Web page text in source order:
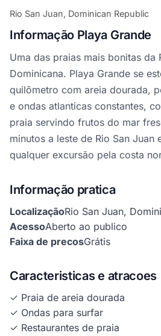
Rio San Juan, Dominican Republic
Informação Playa Grande
Uma das praias mais bonitas da
Dominicana. Playa Grande se
quilômetro com areia dourada,
e ondas atlanticas constantes,
praia servindo frutos do mar
minutos a leste de Rio San Juan
qualquer excursão pela costa
Informação pratica
LocalizaçãoRio San Juan,
AcessoAberto ao publico
Faixa de precosGrátis
Caracteristicas e atracoes
✓ Praia de areia dourada
✓ Ondas para surfar
✓ Restaurantes de praia